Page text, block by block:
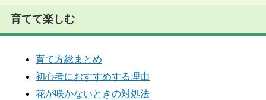
育てて楽しむ
育て方総まとめ
初心者におすすめする理由
花が咲かないときの対処法